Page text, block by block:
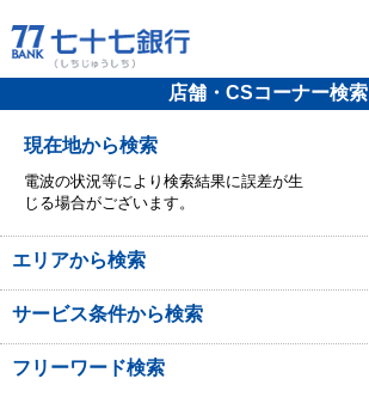
店舗・CSコーナー検索
現在地から検索
電波の状況等により検索結果に誤差が生
じる場合がございます。
エリアから検索
サービス条件から検索
フリーワード検索